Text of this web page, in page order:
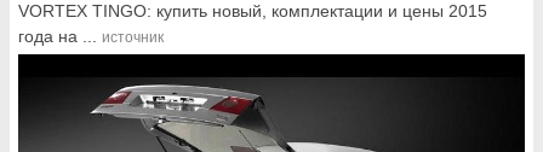
VORTEX TINGO: купить новый, комплектации и цены 2015
года на ...
источник